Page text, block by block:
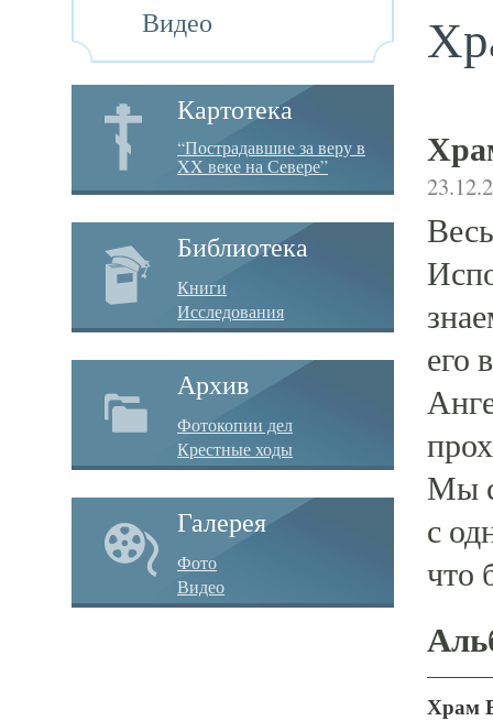
Видео
Картотека
“Пострадавшие за веру в
XX веке на Севере”
Библиотека
Книги
Исследования
Архив
Фотокопии дел
Крестные ходы
Галерея
Фото
Видео
его
Мы
с
что
Храм